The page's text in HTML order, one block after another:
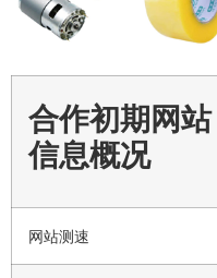
合作初期网站
信息概况
网站测速